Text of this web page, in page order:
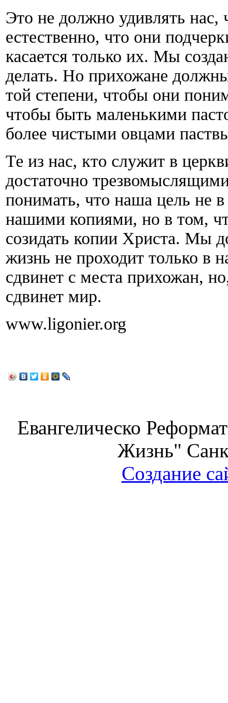
Это не должно удивлять нас,
естественно, что они
касается только их. Мы
делать. Но прихожане
той степени, чтобы они
чтобы быть маленькими
более чистыми овцами
Те из нас, кто служит в
достаточно
понимать, что наша цель не
нашими копиями, но в том,
созидать копии Христа. Мы
жизнь не проходит только в
сдвинет с места прихожан,
сдвинет мир.
www.ligonier.org
Евангелическо
Жизнь"
Создание